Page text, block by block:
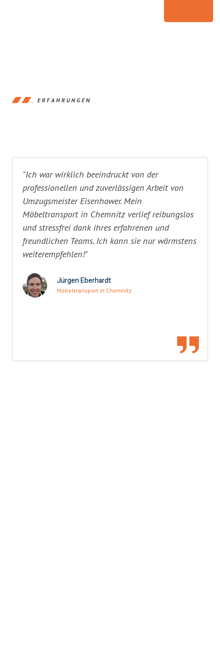
ERFAHRUNGEN
"Ich war wirklich beeindruckt von der
professionellen und zuverlässigen Arbeit von
Umzugsmeister Eisenhower. Mein
Möbeltransport in Chemnitz verlief reibungslos
und stressfrei dank ihres erfahrenen und
freundlichen Teams. Ich kann sie nur wärmstens
weiterempfehlen!"
Jürgen Eberhardt
Möbeltransport in Chemnitz